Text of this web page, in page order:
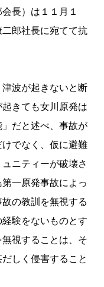
長）は１１月１
郎社長に宛てて抗
波が起きないと断
きても女川原発は
だと述べ、事故が
でなく、仮に避難
ニティーが破壊さ
一原発事故によっ
の教訓を無視する
験をないものとす
視することは、そ
しく侵害すること